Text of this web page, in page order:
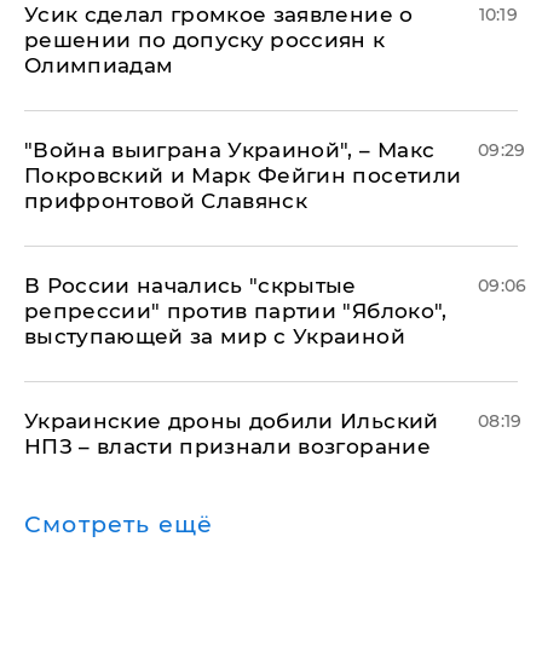
Усик сделал громкое заявление о
решении по допуску россиян к
Олимпиадам
10:19
"Война выиграна Украиной", – Макс
Покровский и Марк Фейгин посетили
прифронтовой Славянск
09:29
В России начались "скрытые
репрессии" против партии "Яблоко",
выступающей за мир с Украиной
09:06
Украинские дроны добили Ильский
НПЗ – власти признали возгорание
08:19
Смотреть ещё